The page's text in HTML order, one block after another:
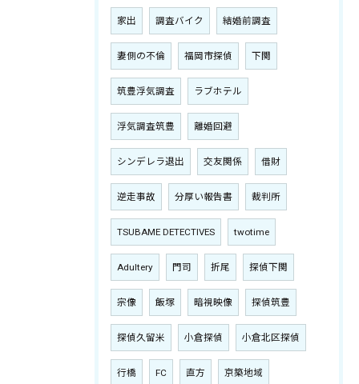
家出 調査バイク 結婚前調査
妻側の不倫 福岡市探偵 下関
筑豊浮気調査 ラブホテル
浮気調査筑豊 離婚回避
シンデレラ退出 交友関係 借財
逆走事故 分厚い報告書 裁判所
TSUBAME DETECTIVES twotime
Adultery 門司 折尾 探偵下関
宗像 飯塚 暗視映像 探偵筑豊
探偵久留米 小倉探偵 小倉北区探偵
行橋 FC 直方 京築地域